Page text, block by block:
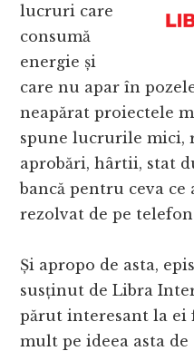
lucruri care
consumă
energie și
care nu apar în
neapărat proiectele
spune lucrurile mici,
aprobări, hârtii, stat
bancă pentru ceva
rezolvat de pe
Și apropo de asta,
susținut de Libra
părut interesant la ei
mult pe ideea asta